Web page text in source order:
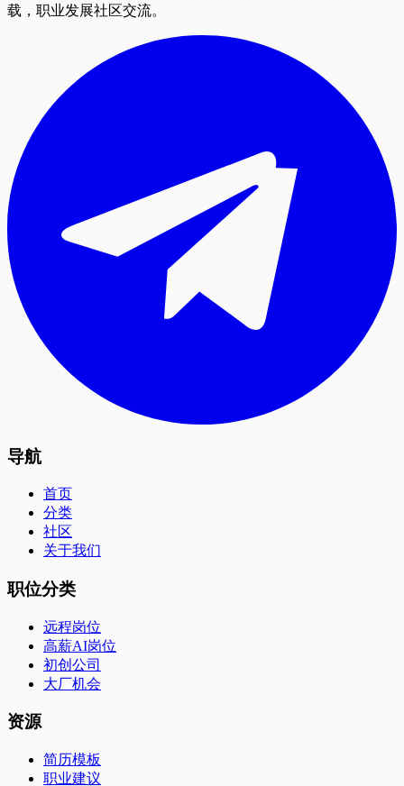
载，职业发展社区交流。
导航
首页
分类
社区
关于我们
职位分类
远程岗位
高薪AI岗位
初创公司
大厂机会
资源
简历模板
职业建议